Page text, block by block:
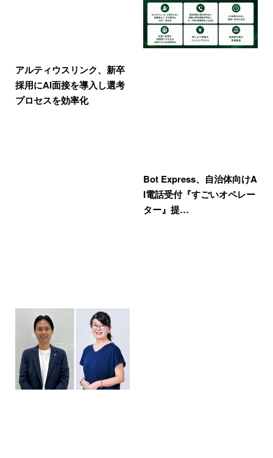
アルティウスリンク、新卒
採用にAI面接を導入し選考
プロセスを効率化
Bot Express、自治体向けA
I電話受付『すごいオペレー
ター』提…